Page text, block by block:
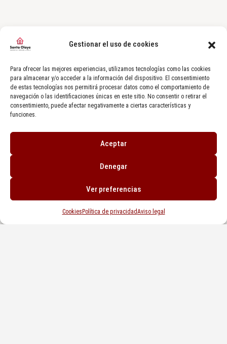
Gestionar el uso de cookies
Para ofrecer las mejores experiencias, utilizamos tecnologías como las cookies
para almacenar y/o acceder a la información del dispositivo. El consentimiento
de estas tecnologías nos permitirá procesar datos como el comportamiento de
navegación o las identificaciones únicas en este sitio. No consentir o retirar el
consentimiento, puede afectar negativamente a ciertas características y
funciones.
Aceptar
Denegar
Ver preferencias
Cookies Política de privacidadAviso legal
Ponte en contacto
FORMULARIO DE CONTACTO
+34 985 322 831
SANTAOLAYA@SANTAOLAYA.NET
SÍGUENOS EN NUESTRAS REDES SOCIALES